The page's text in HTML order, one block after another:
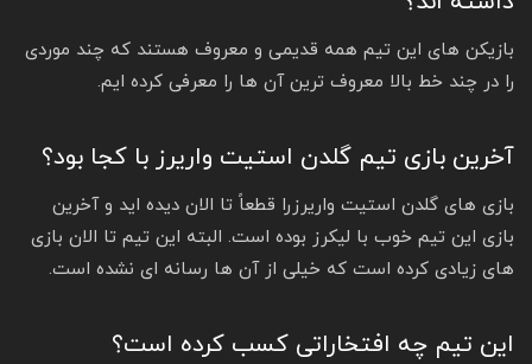
بازیکن های این تیم همه قدیمی و معروف هستند که چند موردی
را در چند خط بالا معروف ترین آن ها را معرفی کرده ایم.
آخرین بازی تیم گلدن استیت واریرز با کجا بود؟
بازی های گلدن استیت واریرزرا قطعاً تا الان دیده اید و آخرین
بازی این تیم خوب با لیکرز بوده است. البته این تیم تا الان بازی
های زیادی کرده است که خیلی از آن ها رسانه ای نشده است.
این تیم چه افتخاراتی کسب کرده است؟